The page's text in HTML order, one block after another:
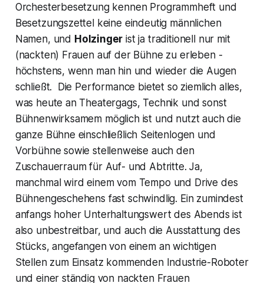
Orchesterbesetzung kennen Programmheft und
Besetzungszettel keine eindeutig männlichen
Namen, und Holzinger ist ja traditionell nur mit
(nackten) Frauen auf der Bühne zu erleben -
höchstens, wenn man hin und wieder die Augen
schließt. Die Performance bietet so ziemlich alles,
was heute an Theatergags, Technik und sonst
Bühnenwirksamem möglich ist und nutzt auch die
ganze Bühne einschließlich Seitenlogen und
Vorbühne sowie stellenweise auch den
Zuschauerraum für Auf- und Abtritte. Ja,
manchmal wird einem vom Tempo und Drive des
Bühnengeschehens fast schwindlig. Ein zumindest
anfangs hoher Unterhaltungswert des Abends ist
also unbestreitbar, und auch die Ausstattung des
Stücks, angefangen von einem an wichtigen
Stellen zum Einsatz kommenden Industrie-Roboter
und einer ständig von nackten Frauen